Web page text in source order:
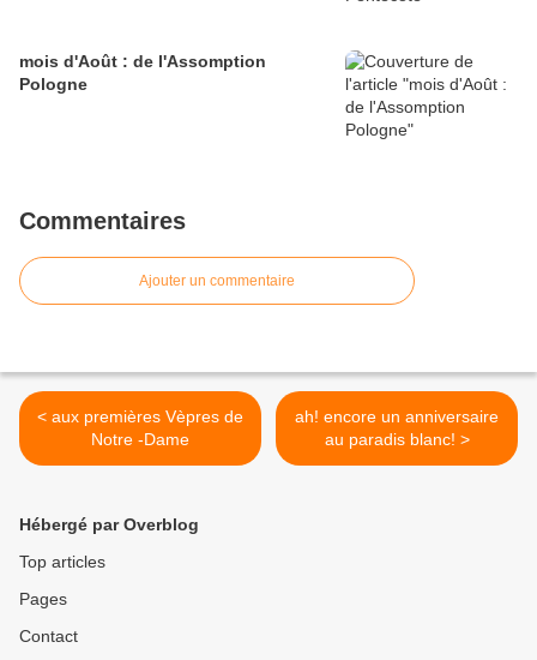
mois d'Août : de l'Assomption
Pologne
Commentaires
Ajouter un commentaire
< aux premières Vèpres de
Notre -Dame
ah! encore un anniversaire
au paradis blanc! >
Hébergé par Overblog
Top articles
Pages
Contact